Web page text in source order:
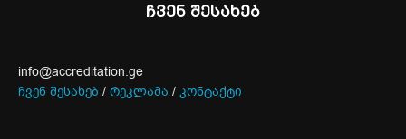
ჩვენ შესახებ
info@accreditation.ge
ჩვენ შესახებ / რეკლამა / კონტაქტი